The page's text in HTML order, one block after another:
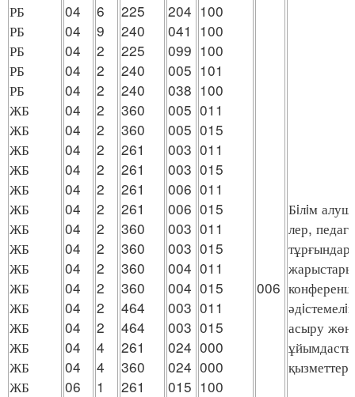
РБ
РБ
РБ
РБ
РБ
ЖБ
ЖБ
ЖБ
ЖБ
ЖБ
ЖБ
ЖБ
ЖБ
ЖБ
ЖБ
ЖБ
ЖБ
ЖБ
ЖБ
ЖБ
04
04
04
04
04
04
04
04
04
04
04
04
04
04
04
04
04
04
04
06
6
9
2
2
2
2
2
2
2
2
2
2
2
2
2
2
2
4
4
1
225
240
225
240
240
360
360
261
261
261
261
360
360
360
360
464
464
261
360
261
204
041
099
005
038
005
005
003
003
006
006
003
003
004
004
003
003
024
024
015
100
100
100
101
100
011
015
011
015
011
015
011
015
011
015
011
015
000
000
100
006
Бiлiм
лер,
асыру
қызметтер